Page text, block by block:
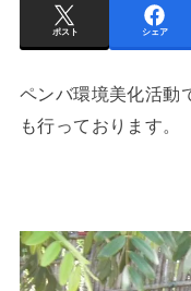
ポスト シェア
ペンバ環境美化活動
も行っております。